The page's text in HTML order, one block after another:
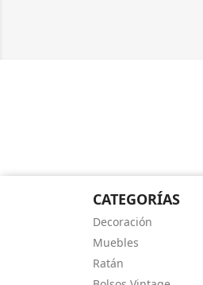
CATEGORÍAS
Decoración
Muebles
Ratán